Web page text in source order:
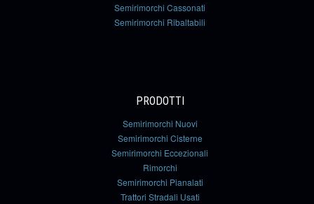
Semirimorchi Cassonati
Semirimorchi Ribaltabili
PRODOTTI
Semirimorchi Nuovi
Semirimorchi Cisterne
Semirimorchi Eccezionali
Rimorchi
Semirimorchi Pianalati
Trattori Stradali Usati